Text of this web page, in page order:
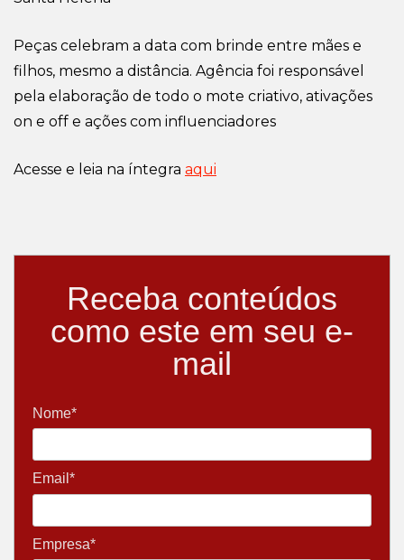
Peças celebram a data com brinde entre mães e
filhos, mesmo a distância. Agência foi responsável
pela elaboração de todo o mote criativo, ativações
on e off e ações com influenciadores
Acesse e leia na íntegra aqui
Receba conteúdos
como este em seu e-
mail
Nome*
Email*
Empresa*